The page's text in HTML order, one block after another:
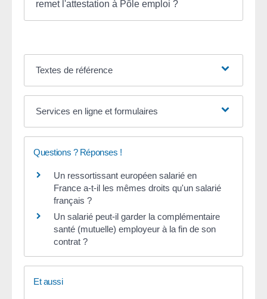
remet l'attestation à Pôle emploi ?
Textes de référence
Services en ligne et formulaires
Questions ? Réponses !
Un ressortissant européen salarié en
France a-t-il les mêmes droits qu'un salarié
français ?
Un salarié peut-il garder la complémentaire
santé (mutuelle) employeur à la fin de son
contrat ?
Et aussi